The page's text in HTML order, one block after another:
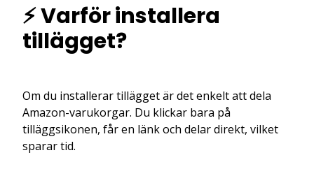
⚡ Varför installera
tillägget?
Om du installerar tillägget är det enkelt att dela
Amazon-varukorgar. Du klickar bara på
tilläggsikonen, får en länk och delar direkt, vilket
sparar tid.